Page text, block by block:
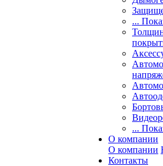
...
...
О компании
О компании
Контакты